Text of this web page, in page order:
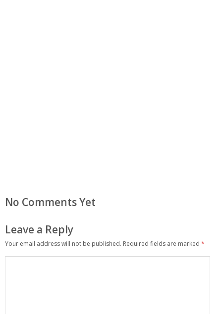
No Comments Yet
Leave a Reply
Your email address will not be published. Required fields are marked *